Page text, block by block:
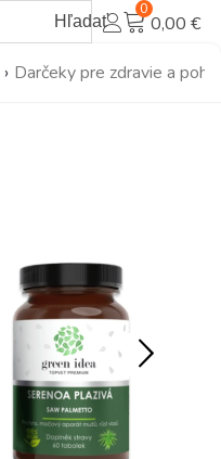
Hľadať
0
0,00 €
› Darčeky pre zdravie a